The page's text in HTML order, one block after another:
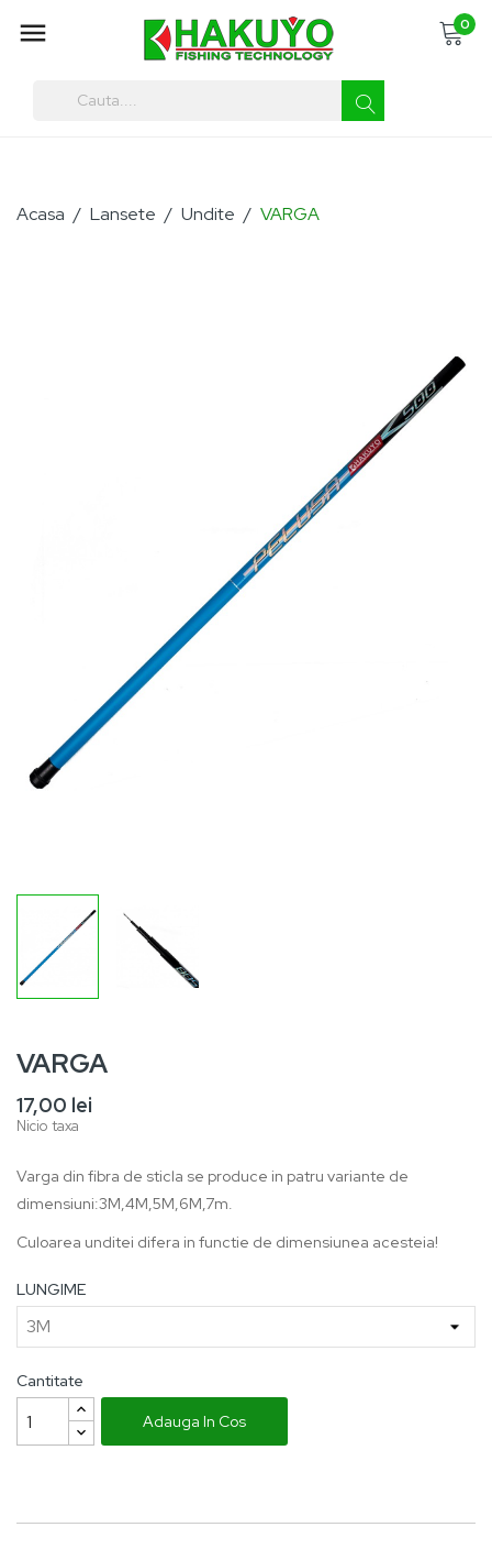
 0
Acasa Lansete Undite VARGA
VARGA
17,00 lei
Nicio taxa
Varga din fibra de sticla se produce in patru variante de
dimensiuni:3M,4M,5M,6M,7m.
Culoarea unditei difera in functie de dimensiunea acesteia!
LUNGIME
Cantitate
Adauga In Cos